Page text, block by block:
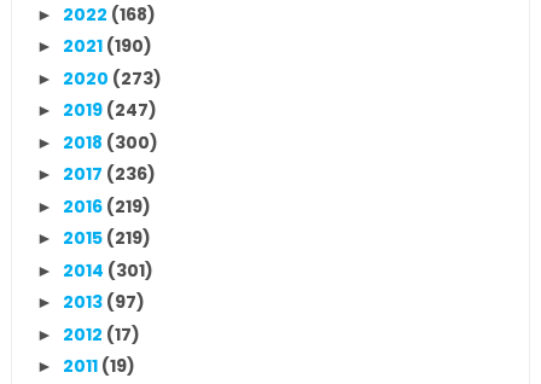
► 2022 (168)
► 2021 (190)
► 2020 (273)
► 2019 (247)
► 2018 (300)
► 2017 (236)
► 2016 (219)
► 2015 (219)
► 2014 (301)
► 2013 (97)
► 2012 (17)
► 2011 (19)